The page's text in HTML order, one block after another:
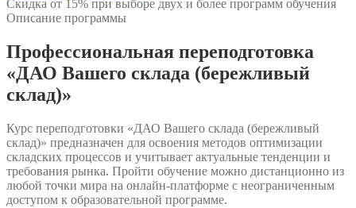
Скидка от 15% при выборе двух и более программ обучения
Описание программы
Профессиональная переподготовка
«ДАО Вашего склада (бережливый
склад)»
Курс переподготовки «ДАО Вашего склада (бережливый
склад)» предназначен для освоения методов оптимизации
складских процессов и учитывает актуальные тенденции и
требования рынка. Пройти обучение можно дистанционно из
любой точки мира на онлайн-платформе с неограниченным
доступом к образовательной программе.